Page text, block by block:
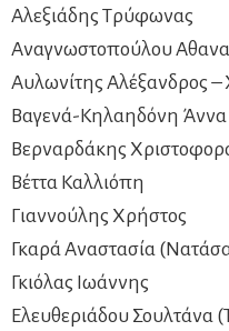
Αλεξιάδης Τρύφωνας
Αναγνωστοπούλου
Αυλωνίτης Αλέξανδρος –
Βαγενά-Κηλαηδόνη Άννα
Βερναρδάκης
Βέττα Καλλιόπη
Γιαννούλης Χρήστος
Γκαρά Αναστασία
Γκιόλας Ιωάννης
Ελευθεριάδου Σουλτάνα